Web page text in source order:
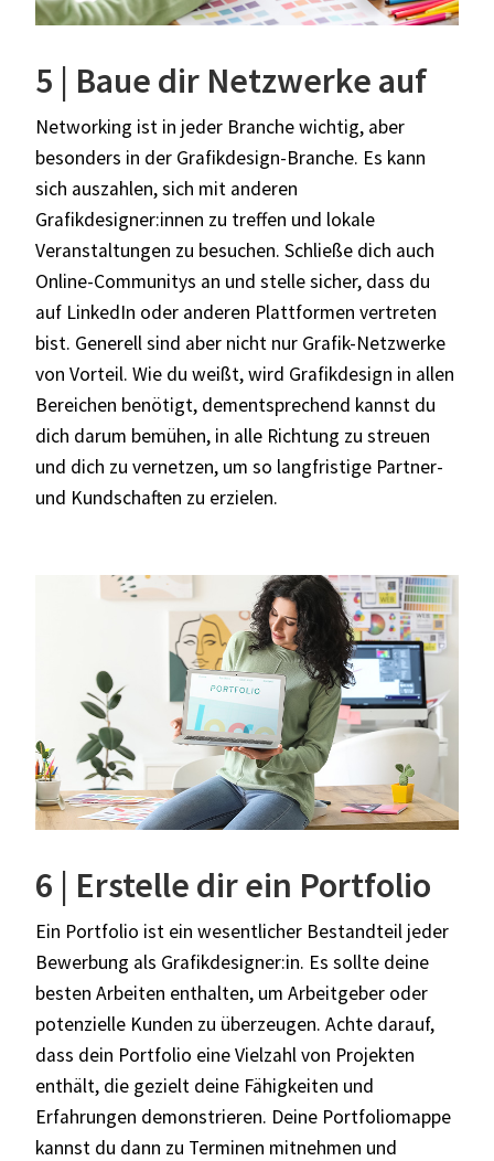
5 | Baue dir Netzwerke auf
Networking ist in jeder Branche wichtig, aber
besonders in der Grafikdesign-Branche. Es kann
sich auszahlen, sich mit anderen
Grafikdesigner:innen zu treffen und lokale
Veranstaltungen zu besuchen. Schließe dich auch
Online-Communitys an und stelle sicher, dass du
auf LinkedIn oder anderen Plattformen vertreten
bist. Generell sind aber nicht nur Grafik-Netzwerke
von Vorteil. Wie du weißt, wird Grafikdesign in allen
Bereichen benötigt, dementsprechend kannst du
dich darum bemühen, in alle Richtung zu streuen
und dich zu vernetzen, um so langfristige Partner-
und Kundschaften zu erzielen.
6 | Erstelle dir ein Portfolio
Ein Portfolio ist ein wesentlicher Bestandteil jeder
Bewerbung als Grafikdesigner:in. Es sollte deine
besten Arbeiten enthalten, um Arbeitgeber oder
potenzielle Kunden zu überzeugen. Achte darauf,
dass dein Portfolio eine Vielzahl von Projekten
enthält, die gezielt deine Fähigkeiten und
Erfahrungen demonstrieren. Deine Portfoliomappe
kannst du dann zu Terminen mitnehmen und